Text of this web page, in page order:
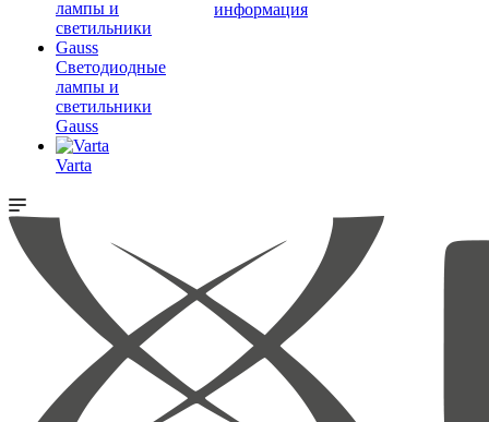
Светодиодные
лампы и
светильники
Gauss
Varta
информация